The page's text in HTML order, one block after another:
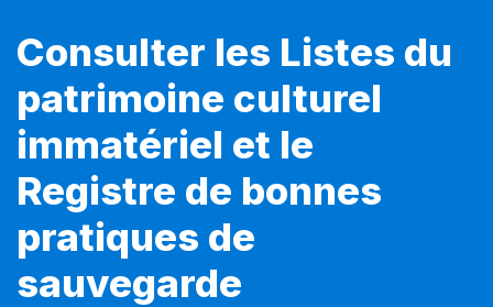
Consulter les Listes du
patrimoine culturel
immatériel et le
Registre de bonnes
pratiques de
sauvegarde